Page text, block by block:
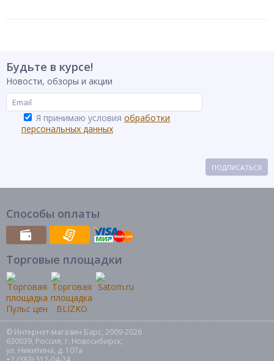
Будьте в курсе!
Новости, обзоры и акции
Я принимаю условия обработки
персональных данных
ПОДПИСАТЬСЯ
Способы оплаты
Торговые площадки
© Интернет-магазин Барс, 2009-2026
630039, Россия, г. Новосибирск,
ул. Никитина, д. 107а